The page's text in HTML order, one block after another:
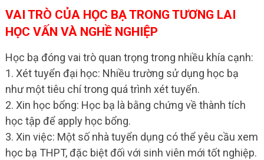
VAI TRÒ CỦA HỌC BẠ TRONG TƯƠNG LAI
HỌC VẤN VÀ NGHỀ NGHIỆP
Học bạ đóng vai trò quan trọng trong nhiều khía cạnh:
1. Xét tuyển đại học: Nhiều trường sử dụng học bạ
như một tiêu chí trong quá trình xét tuyển.
2. Xin học bổng: Học bạ là bằng chứng về thành tích
học tập để apply học bổng.
3. Xin việc: Một số nhà tuyển dụng có thể yêu cầu xem
học bạ THPT, đặc biệt đối với sinh viên mới tốt nghiệp.